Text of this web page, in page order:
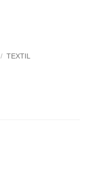
/ TEXTIL